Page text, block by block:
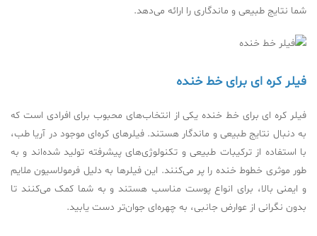
شما نتایج طبیعی و ماندگاری را ارائه می‌دهد.
فیلر کره ای برای خط خنده
فیلر کره ای برای خط خنده یکی از انتخاب‌های محبوب برای افرادی است که
به دنبال نتایج طبیعی و ماندگار هستند. فیلرهای کره‌ای موجود در آریا طب،
با استفاده از ترکیبات طبیعی و تکنولوژی‌های پیشرفته تولید شده‌اند و به
طور موثری خطوط خنده را پر می‌کنند. این فیلرها به دلیل فرمولاسیون ملایم
و ایمنی بالا، برای انواع پوست مناسب هستند و به شما کمک می‌کنند تا
بدون نگرانی از عوارض جانبی، به چهره‌ای جوان‌تر دست یابید.